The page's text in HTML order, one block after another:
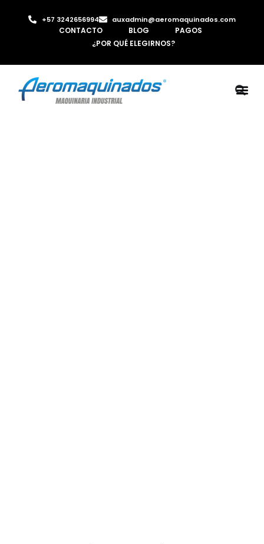
+57 3242656994 auxadmin@aeromaquinados.com
CONTACTO BLOG
PAGOS
¿POR QUÉ ELEGIRNOS?